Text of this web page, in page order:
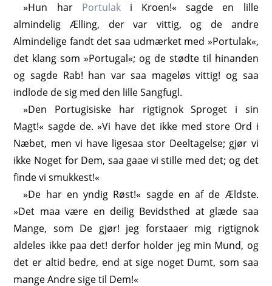
»Hun har Portulaki Kroen!« sagde en lille
almindelig Ælling, der var vittig, og de andre
Almindelige fandt det saa udmærket med »Portulak«,
det klang som »Portugal«; og de stødte til hinanden
og sagde Rab! han var saa mageløs vittig! og saa
indlode de sig med den lille Sangfugl.
»Den Portugisiske har rigtignok Sproget i sin
Magt!« sagde de. »Vi have det ikke med store Ord i
Næbet, men vi have ligesaa stor Deeltagelse; gjør vi
ikke Noget for Dem, saa gaae vi stille med det; og det
finde vi smukkest!«
»De har en yndig Røst!« sagde en af de Ældste.
»Det maa være en deilig Bevidsthed at glæde saa
Mange, som De gjør! jeg forstaaer mig rigtignok
aldeles ikke paa det! derfor holder jeg min Mund, og
det er altid bedre, end at sige noget Dumt, som saa
mange Andre sige til Dem!«